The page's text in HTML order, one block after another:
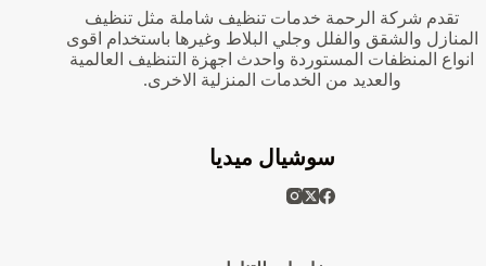
تقدم شركة الرحمة خدمات تنظيف شاملة مثل تنظيف
المنازل والشقق والفلل وجلي البلاط وغيرها باستخدام اقوى
انواع المنظفات المستوردة واحدث اجهزة التنظيف العالمية
والعديد من الخدمات المنزلية الاخرى.
سوشيال ميديا